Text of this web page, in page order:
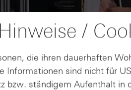
/
die ihren dauerhaften
Informationen sind nicht für
bzw. ständigem Aufenthalt in